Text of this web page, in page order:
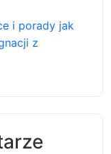
i porady jak
z